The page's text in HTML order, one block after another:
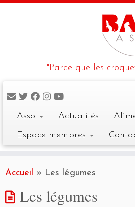
to
"Parce que les
Asso Actualités
Espace membres
Accueil » Les légumes
Les légumes